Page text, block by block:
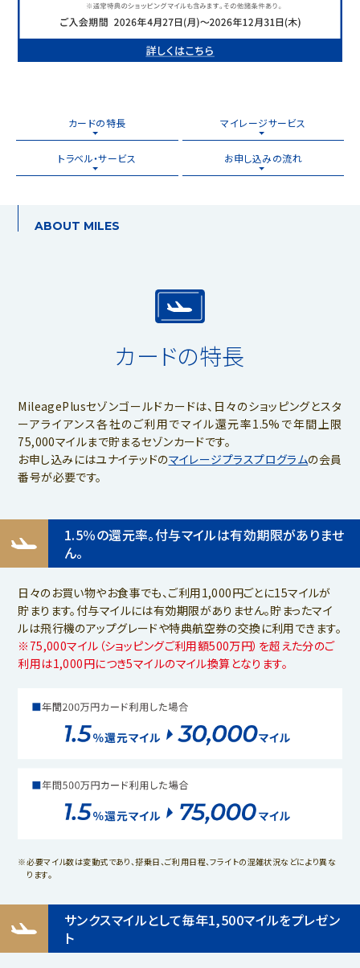
カードの特長 マイレージサービス
トラベル・サービス お申し込みの流れ
ABOUT MILES
カードの特長
MileagePlusセゾンゴールドカードは、日々のショッピングとスタ
ーアライアンス各社のご利用でマイル還元率1.5%で年間上限
75,000マイルまで貯まるセゾンカードです。
お申し込みにはユナイテッドのマイレージプラスプログラムの会員
番号が必要です。
1.5％の還元率。付与マイルは有効期限がありませ
ん。
日々のお買い物やお食事でも、ご利用1,000円ごとに15マイルが
貯まります。付与マイルには有効期限がありません。貯まったマイ
ルは飛行機のアップグレードや特典航空券の交換に利用できます。
※75,000マイル（ショッピングご利用額500万円）を超えた分のご
利用は1,000円につき5マイルのマイル換算となります。
必要マイル数は変動式であり、搭乗日、ご利用日程、フライトの混雑状況などにより異な
ります。
サンクスマイルとして毎年1,500マイルをプレゼン
ト